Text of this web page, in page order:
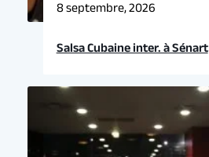
8 septembre, 2026
Salsa Cubaine inter. à Sénart